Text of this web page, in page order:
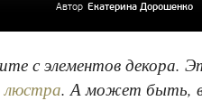
Автор Екатерина Дорошенко
с элементов декора.
люстра. А может быть,